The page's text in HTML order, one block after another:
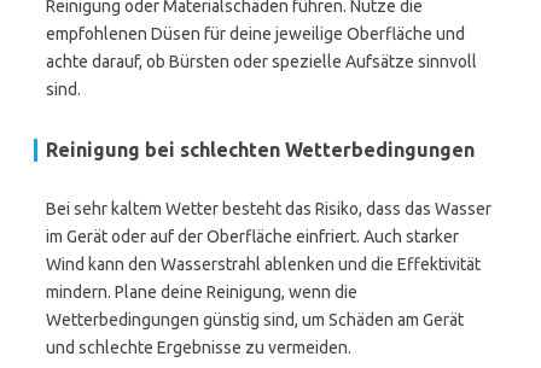
Reinigung oder Materialschäden führen. Nutze die
empfohlenen Düsen für deine jeweilige Oberfläche und
achte darauf, ob Bürsten oder spezielle Aufsätze sinnvoll
sind.
Reinigung bei schlechten Wetterbedingungen
Bei sehr kaltem Wetter besteht das Risiko, dass das Wasser
im Gerät oder auf der Oberfläche einfriert. Auch starker
Wind kann den Wasserstrahl ablenken und die Effektivität
mindern. Plane deine Reinigung, wenn die
Wetterbedingungen günstig sind, um Schäden am Gerät
und schlechte Ergebnisse zu vermeiden.